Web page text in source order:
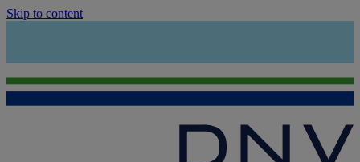
Skip to content